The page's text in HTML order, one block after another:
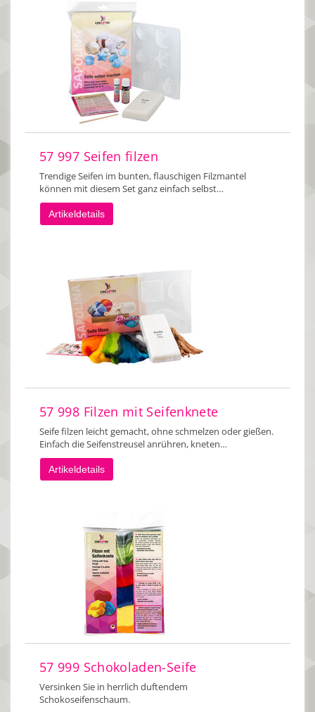
57 997 Seifen filzen
Trendige Seifen im bunten, flauschigen Filzmantel
können mit diesem Set ganz einfach selbst…
Artikeldetails
57 998 Filzen mit Seifenknete
Seife filzen leicht gemacht, ohne schmelzen oder gießen.
Einfach die Seifenstreusel anrühren, kneten…
Artikeldetails
57 999 Schokoladen-Seife
Versinken Sie in herrlich duftendem
Schokoseifenschaum.